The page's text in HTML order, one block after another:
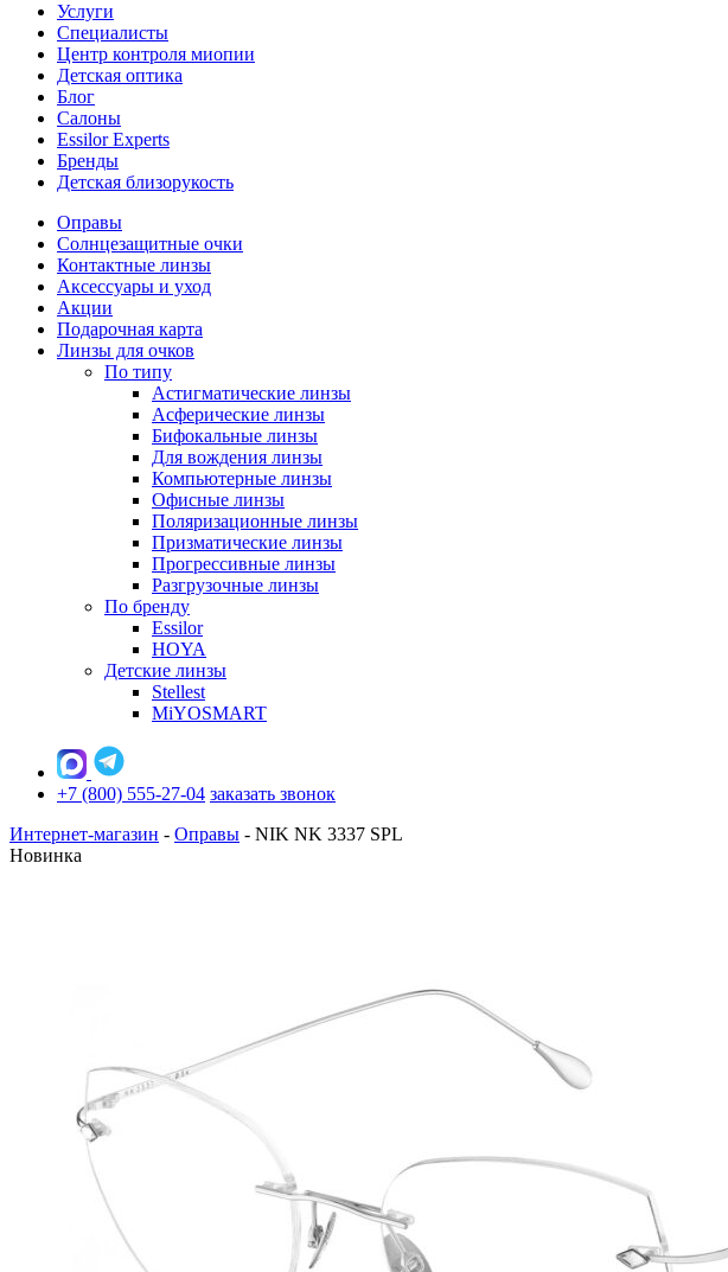
Услуги
Специалисты
Центр контроля миопии
Детская оптика
Блог
Салоны
Essilor Experts
Бренды
Детская близорукость
Оправы
Солнцезащитные очки
Контактные линзы
Аксессуары и уход
Акции
Подарочная карта
Линзы для очков
По типу
Астигматические линзы
Асферические линзы
Бифокальные линзы
Для вождения линзы
Компьютерные линзы
Офисные линзы
Поляризационные линзы
Призматические линзы
Прогрессивные линзы
Разгрузочные линзы
По бренду
Essilor
HOYA
Детские линзы
Stellest
MiYOSMART
+7 (800) 555-27-04 заказать звонок
Интернет-магазин - Оправы - NIK NK 3337 SPL
Новинка